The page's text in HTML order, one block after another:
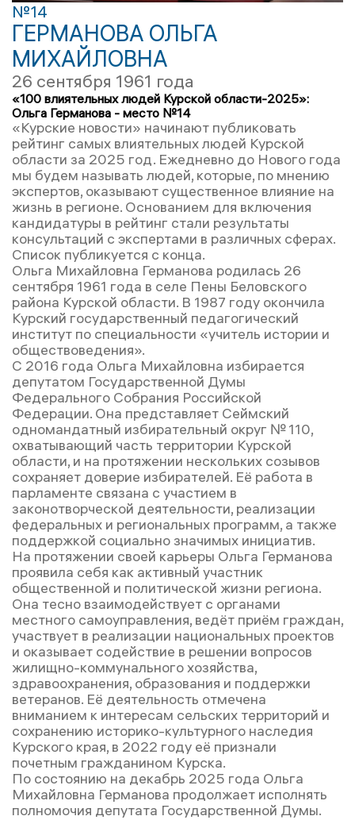
№14
ГЕРМАНОВА ОЛЬГА
МИХАЙЛОВНА
26 сентября 1961 года
«100 влиятельных людей Курской области-2025»:
Ольга Германова - место №14
«Курские новости» начинают публиковать
рейтинг самых влиятельных людей Курской
области за 2025 год. Ежедневно до Нового года
мы будем называть людей, которые, по мнению
экспертов, оказывают существенное влияние на
жизнь в регионе. Основанием для включения
кандидатуры в рейтинг стали результаты
консультаций с экспертами в различных сферах.
Список публикуется с конца.
Ольга Михайловна Германова родилась 26
сентября 1961 года в селе Пены Беловского
района Курской области. В 1987 году окончила
Курский государственный педагогический
институт по специальности «учитель истории и
обществоведения».
С 2016 года Ольга Михайловна избирается
депутатом Государственной Думы
Федерального Собрания Российской
Федерации. Она представляет Сеймский
одномандатный избирательный округ № 110,
охватывающий часть территории Курской
области, и на протяжении нескольких созывов
сохраняет доверие избирателей. Её работа в
парламенте связана с участием в
законотворческой деятельности, реализации
федеральных и региональных программ, а также
поддержкой социально значимых инициатив.
На протяжении своей карьеры Ольга Германова
проявила себя как активный участник
общественной и политической жизни региона.
Она тесно взаимодействует с органами
местного самоуправления, ведёт приём граждан,
участвует в реализации национальных проектов
и оказывает содействие в решении вопросов
жилищно-коммунального хозяйства,
здравоохранения, образования и поддержки
ветеранов. Её деятельность отмечена
вниманием к интересам сельских территорий и
сохранению историко-культурного наследия
Курского края, в 2022 году её признали
почетным гражданином Курска.
По состоянию на декабрь 2025 года Ольга
Михайловна Германова продолжает исполнять
полномочия депутата Государственной Думы.